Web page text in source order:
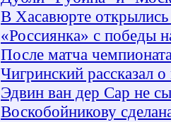
В Хасавюрте
«Россиянка» с победы
После матча
Чигринский рассказал
Эдвин ван дер Сар не
Воскобойникову